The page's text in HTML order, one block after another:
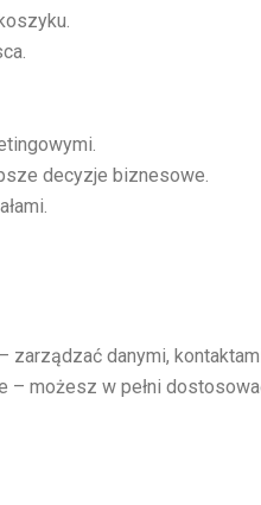
decyzje biznesowe.
zarządzać danymi,
możesz w pełni